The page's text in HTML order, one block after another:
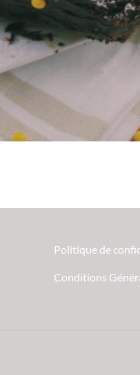
Politique de
Conditions